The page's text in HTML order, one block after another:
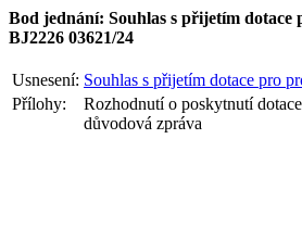
Bod jednání: Souhlas s přijetím
BJ2226 03621/24
Usnesení: Souhlas s přijetím dotace pro
Přílohy:
Rozhodnutí o poskytnutí dotace
důvodová zpráva